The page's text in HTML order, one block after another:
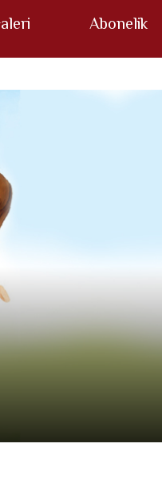
Abonelik